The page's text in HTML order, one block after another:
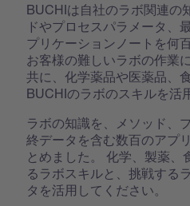
BUCHIは自社のラボ関連の
ドやプロセスパラメータ、
プリケーションノートを何
お客様の難しいラボの作業
共に、化学薬品や医薬品、
BUCHIのラボのスキルを活
ラボの知識を、メソッド、
終データを含む数百のアプ
とめました。 化学、製薬、
るラボスキルと、挑戦する
タを活用してください。